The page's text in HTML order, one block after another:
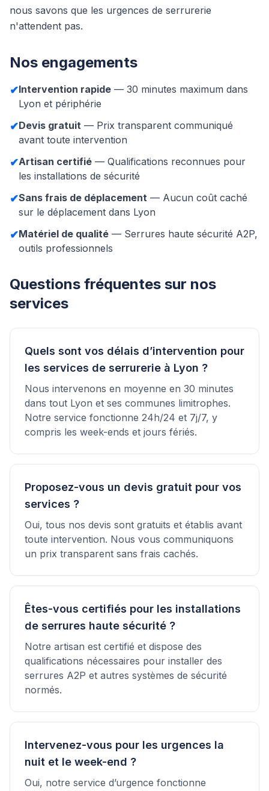
nous savons que les urgences de serrurerie
n'attendent pas.
Nos engagements
✔Intervention rapide — 30 minutes maximum dans
Lyon et périphérie
✔Devis gratuit — Prix transparent communiqué
avant toute intervention
✔Artisan certifié — Qualifications reconnues pour
les installations de sécurité
✔Sans frais de déplacement — Aucun coût caché
sur le déplacement dans Lyon
✔Matériel de qualité — Serrures haute sécurité A2P,
outils professionnels
Questions fréquentes sur nos
services
Quels sont vos délais d’intervention pour
les services de serrurerie à Lyon ?
Nous intervenons en moyenne en 30 minutes
dans tout Lyon et ses communes limitrophes.
Notre service fonctionne 24h/24 et 7j/7, y
compris les week-ends et jours fériés.
Proposez-vous un devis gratuit pour vos
services ?
Oui, tous nos devis sont gratuits et établis avant
toute intervention. Nous vous communiquons
un prix transparent sans frais cachés.
Êtes-vous certifiés pour les installations
de serrures haute sécurité ?
Notre artisan est certifié et dispose des
qualifications nécessaires pour installer des
serrures A2P et autres systèmes de sécurité
normés.
Intervenez-vous pour les urgences la
nuit et le week-end ?
Oui, notre service d’urgence fonctionne